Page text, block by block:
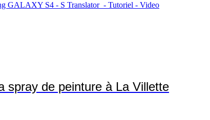
GALAXY S4 - S Translator - Tutoriel - Video
spray de peinture à La Villette